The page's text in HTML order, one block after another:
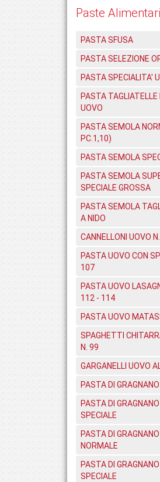
Paste Alimentari
PASTA SFUSA
PASTA SELEZIONE
PASTA SPECIALITA'
PASTA TAGLIATELLE
UOVO
PASTA SEMOLA
PC.1,10)
PASTA SEMOLA
PASTA SEMOLA
SPECIALE GROSSA
PASTA SEMOLA
A NIDO
CANNELLONI UOVO
PASTA UOVO CON
107
PASTA UOVO
112 - 114
PASTA UOVO
SPAGHETTI
N. 99
GARGANELLI UOVO
PASTA DI GRAGNANO
PASTA DI GRAGNANO
SPECIALE
PASTA DI GRAGNANO
NORMALE
PASTA DI
SPECIALE